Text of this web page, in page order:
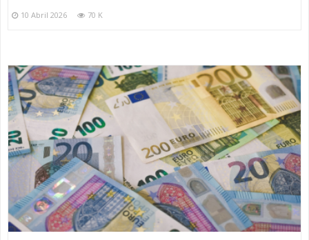
10 Abril 2026 70 K